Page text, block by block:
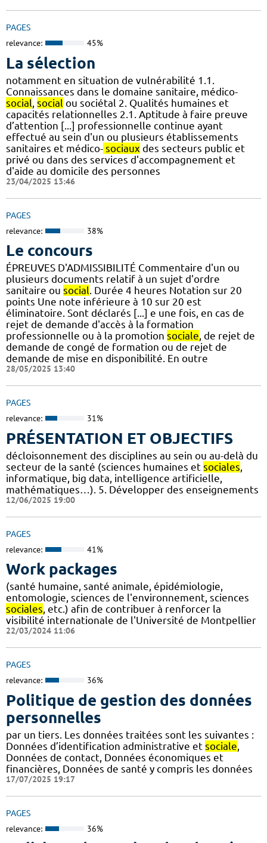
PAGES
relevance: 45%
La sélection
notamment en situation de vulnérabilité 1.1.
Connaissances dans le domaine sanitaire, médico-
social social ou sociétal 2. Qualités humaines et
capacités relationnelles 2.1. Aptitude à faire preuve
d’attention [...] professionnelle continue ayant
effectué au sein d'un ou plusieurs établissements
sanitaires et médico- sociaux des secteurs public et
privé ou dans des services d'accompagnement et
d'aide au domicile des personnes
23/04/2025 13:46
PAGES
relevance: 38%
Le concours
ÉPREUVES D'ADMISSIBILITÉ Commentaire d'un ou
plusieurs documents relatif à un sujet d'ordre
sanitaire ou social. Durée 4 heures Notation sur 20
points Une note inférieure à 10 sur 20 est
éliminatoire. Sont déclarés [...] e une fois, en cas de
rejet de demande d'accès à la formation
professionnelle ou à la promotion sociale, de rejet de
demande de congé de formation ou de rejet de
demande de mise en disponibilité. En outre
28/05/2025 13:40
PAGES
relevance: 31%
PRÉSENTATION ET OBJECTIFS
décloisonnement des disciplines au sein ou au-delà du
secteur de la santé (sciences humaines et sociales
informatique, big data, intelligence artificielle,
mathématiques…). 5. Développer des enseignements
12/06/2025 19:00
PAGES
relevance: 41%
Work packages
(santé humaine, santé animale, épidémiologie,
entomologie, sciences de l'environnement, sciences
sociales, etc.) afin de contribuer à renforcer la
visibilité internationale de l'Université de Montpellier
22/03/2024 11:06
PAGES
relevance: 36%
Politique de gestion des données
personnelles
par un tiers. Les données traitées sont les suivantes :
Données d’identification administrative et sociale
Données de contact, Données économiques et
financières, Données de santé y compris les données
17/07/2025 19:17
PAGES
relevance: 36%